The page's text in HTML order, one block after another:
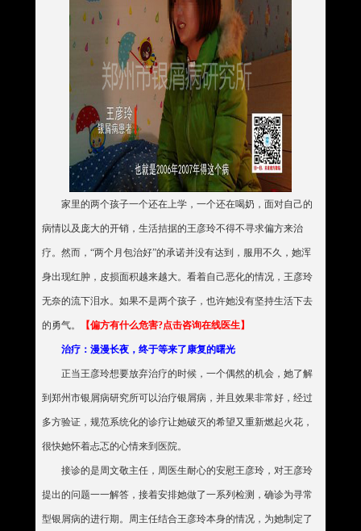
家里的两个孩子一个还在上学，一个还在喝奶，面对自己的
病情以及庞大的开销，生活拮据的王彦玲不得不寻求偏方来治
疗。然而，“两个月包治好”的承诺并没有达到，服用不久，她浑
身出现红肿，皮损面积越来越大。看着自己恶化的情况，王彦玲
无奈的流下泪水。如果不是两个孩子，也许她没有坚持生活下去
的勇气。 【偏方有什么危害?点击咨询在线医生】
治疗：漫漫长夜，终于等来了康复的曙光
正当王彦玲想要放弃治疗的时候，一个偶然的机会，她了解
到郑州市银屑病研究所可以治疗银屑病，并且效果非常好，经过
多方验证，规范系统化的诊疗让她破灭的希望又重新燃起火花，
很快她怀着忐忑的心情来到医院。
接诊的是周文敬主任，周医生耐心的安慰王彦玲，对王彦玲
提出的问题一一解答，接着安排她做了一系列检测，确诊为寻常
型银屑病的进行期。周主任结合王彦玲本身的情况，为她制定了